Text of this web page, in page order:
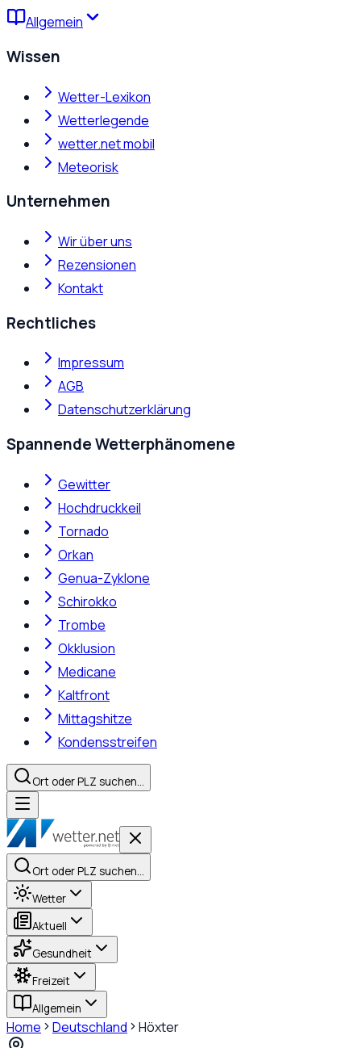
Allgemein
Wissen
Wetter-Lexikon
Wetterlegende
wetter.net mobil
Meteorisk
Unternehmen
Wir über uns
Rezensionen
Kontakt
Rechtliches
Impressum
AGB
Datenschutzerklärung
Spannende Wetterphänomene
Gewitter
Hochdruckkeil
Tornado
Orkan
Genua-Zyklone
Schirokko
Trombe
Okklusion
Medicane
Kaltfront
Mittagshitze
Kondensstreifen
Ort oder PLZ suchen…
Ort oder PLZ suchen…
Wetter
Aktuell
Gesundheit
Freizeit
Allgemein
Home Deutschland Höxter